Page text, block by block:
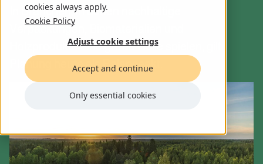
cookies always apply.
Cookie Policy
Adjust cookie settings
Accept and continue
Only essential cookies
In Branchen, in denen nachhaltige
Verpackungen, Biomaterialien und
Holzprodukte eine große Rolle spielen, gilt
Planung heute als Balanceakt.